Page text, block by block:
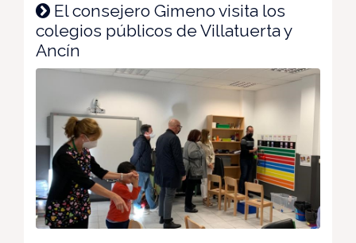
El consejero Gimeno visita los
colegios públicos de Villatuerta y
Ancín